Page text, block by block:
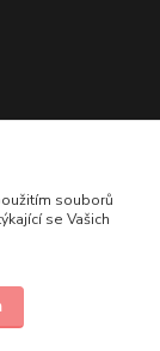
souborů
se Vašich